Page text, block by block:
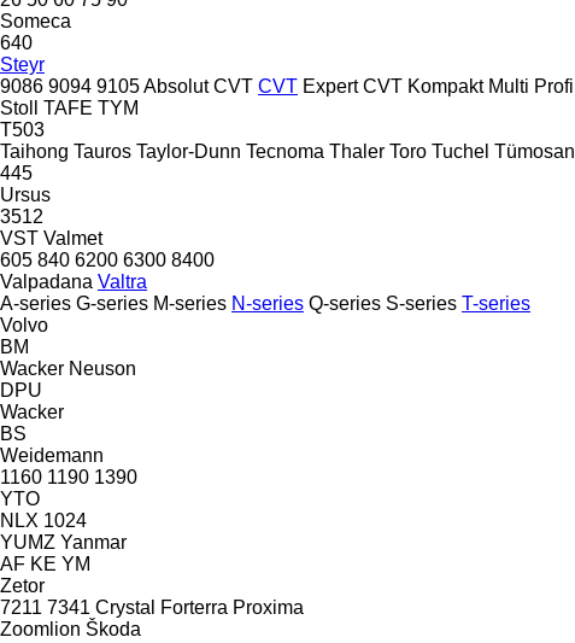
Someca
640
Steyr
9086 9094 9105Absolut CVT CVT Expert CVT Kompakt Multi Profi
Stoll
TAFE TYM
T503
Taihong Tauros Taylor-Dunn Tecnoma Thaler Toro Tuchel Tümosan
445
Ursus
3512
VST Valmet
605 840 6200 6300 8400
Valpadana Valtra
A-series G-series M-series N-series Q-series S-series T-series
Volvo
BM
Wacker Neuson
DPU
Wacker
BS
Weidemann
1160 1190 1390
YTO
NLX 1024
YUMZ Yanmar
AF KE YM
Zetor
7211 7341 Crystal Forterra Proxima
Zoomlion Škoda